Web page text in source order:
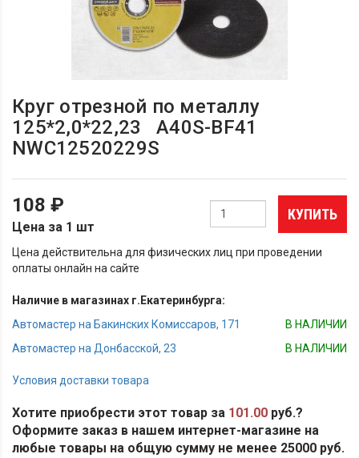
Круг отрезной по металлу
125*2,0*22,23 A40S-BF41
NWC12520229S
108 ₽
Цена за 1 шт
КУПИТЬ
Цена действительна для физических лиц при проведении
оплаты онлайн на сайте
Наличие в магазинах г.Екатеринбурга:
Автомастер на Бакинских Комиссаров, 171
В НАЛИЧИИ
Автомастер на Донбасской, 23
В НАЛИЧИИ
Условия доставки товара
Хотите приобрести этот товар за 101.00 руб.?
Оформите заказ в нашем интернет-магазине на
любые товары на общую сумму не менее 25000 руб.